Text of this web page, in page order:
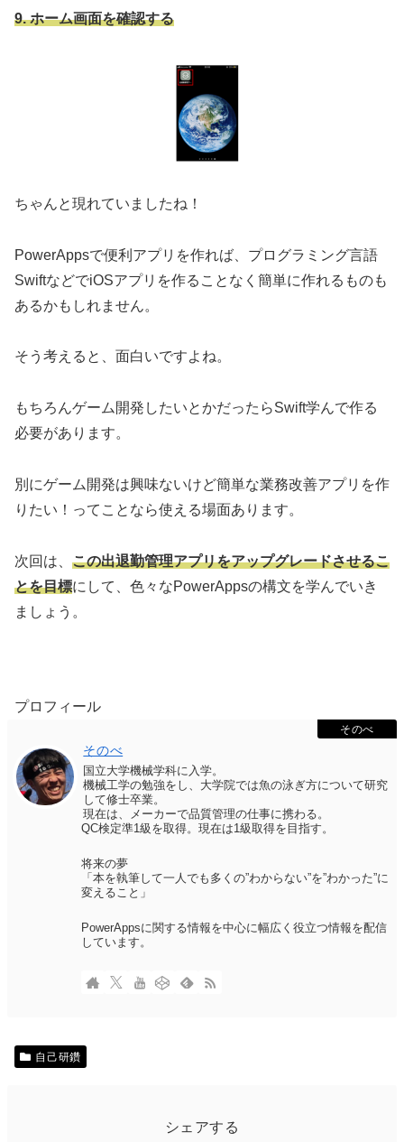
9. ホーム画面を確認する
ちゃんと現れていましたね！
PowerAppsで便利アプリを作れば、プログラミング言語
SwiftなどでiOSアプリを作ることなく簡単に作れるものも
あるかもしれません。
そう考えると、面白いですよね。
もちろんゲーム開発したいとかだったらSwift学んで作る
必要があります。
別にゲーム開発は興味ないけど簡単な業務改善アプリを作
りたい！ってことなら使える場面あります。
次回は、 この出退勤管理アプリをアップグレードさせるこ
とを目標にして、色々なPowerAppsの構文を学んでいき
ましょう。
プロフィール
そのべ
そのべ
国立大学機械学科に入学。
機械工学の勉強をし、大学院では魚の泳ぎ方について研究
して修士卒業。
現在は、メーカーで品質管理の仕事に携わる。
QC検定準1級を取得。現在は1級取得を目指す。
将来の夢
「本を執筆して一人でも多くの”わからない”を”わかった”に
変えること」
PowerAppsに関する情報を中心に幅広く役立つ情報を配信
しています。
自己研鑽
シェアする